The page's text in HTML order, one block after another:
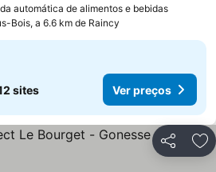
automática de alimentos e bebidas
Bois, a 6.6 km de Raincy
sites Ver preços
Partilhar